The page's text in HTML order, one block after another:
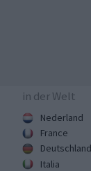
in der Welt
Nederland
France
Deutschland
Italia